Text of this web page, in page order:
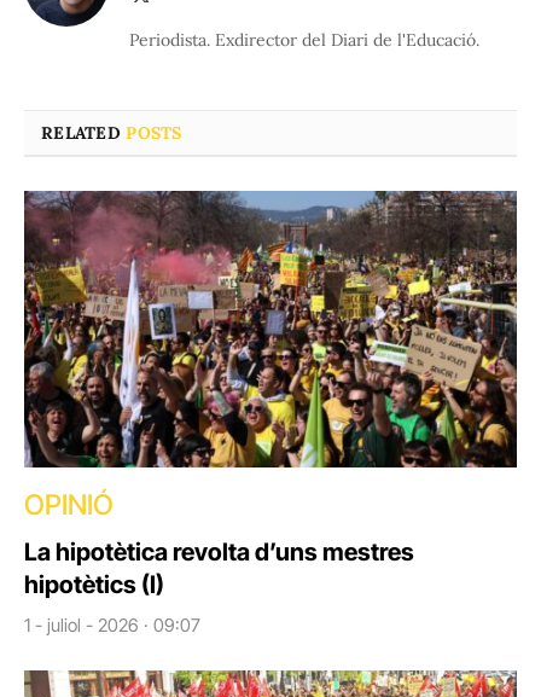
Periodista. Exdirector del Diari de l'Educació.
RELATEDPOSTS
OPINIÓ
La hipotètica revolta d’uns mestres
hipotètics (I)
1 - juliol - 2026 · 09:07